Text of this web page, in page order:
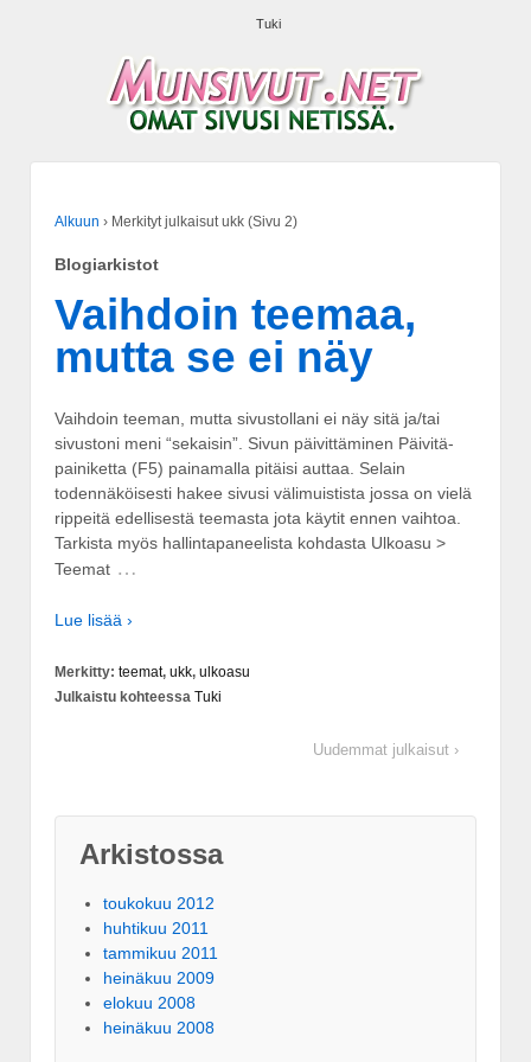
Tuki
Alkuun › Merkityt julkaisut ukk (Sivu 2)
Blogiarkistot
Vaihdoin teemaa,
mutta se ei näy
Vaihdoin teeman, mutta sivustollani ei näy sitä ja/tai
sivustoni meni “sekaisin”. Sivun päivittäminen Päivitä-
painiketta (F5) painamalla pitäisi auttaa. Selain
todennäköisesti hakee sivusi välimuistista jossa on vielä
rippeitä edellisestä teemasta jota käytit ennen vaihtoa.
Tarkista myös hallintapaneelista kohdasta Ulkoasu >
Teemat …
Lue lisää ›
Merkitty: teemat, ukk, ulkoasu
Julkaistu kohteessa Tuki
Uudemmat julkaisut ›
Arkistossa
toukokuu 2012
huhtikuu 2011
tammikuu 2011
heinäkuu 2009
elokuu 2008
heinäkuu 2008